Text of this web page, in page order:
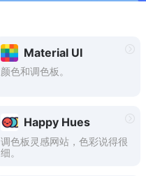
Material UI
颜色和调色板。
Happy Hues
调色板灵感网站，色彩说得很
细。